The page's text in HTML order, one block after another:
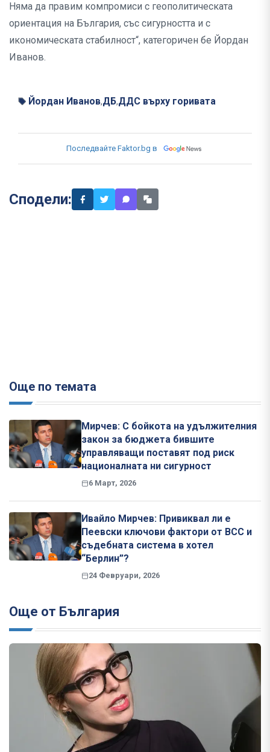
Няма да правим компромиси с геополитическата
ориентация на България, със сигурността и с
икономическата стабилност“, категоричен бе Йордан
Иванов.
Йордан Иванов,ДБ,ДДС върху горивата
Последвайте Faktor.bg в
Сподели:
Още по темата
Мирчев: С бойкота на удължителния
закон за бюджета бившите
управляващи поставят под риск
националната ни сигурност
6 Март, 2026
Ивайло Мирчев: Привиквал ли е
Пеевски ключови фактори от ВСС и
съдебната система в хотел
“Берлин”?
24 Февруари, 2026
Още от България